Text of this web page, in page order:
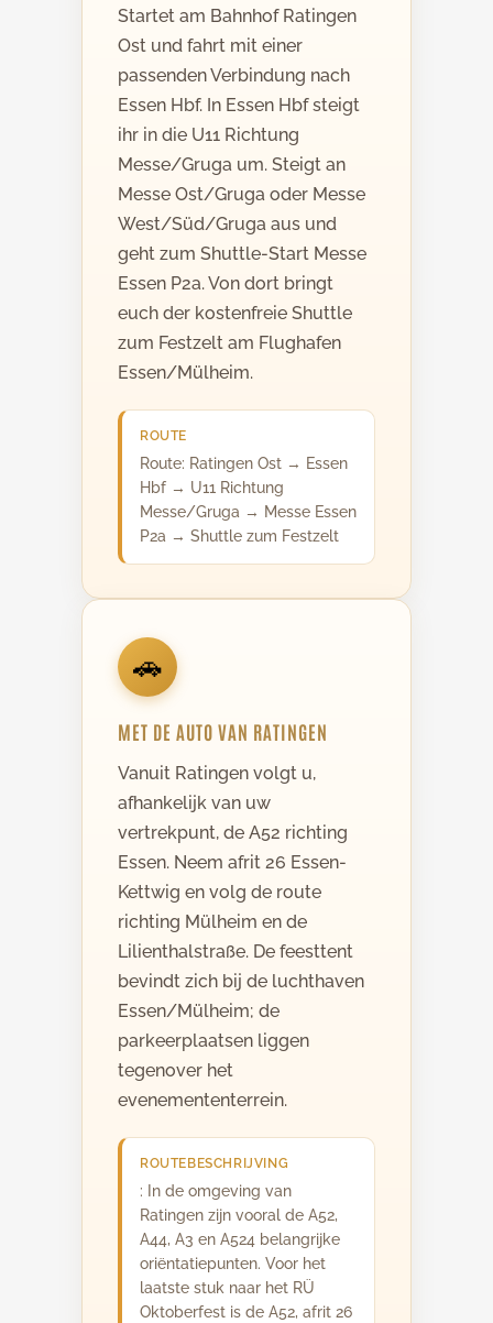
Startet am Bahnhof Ratingen
Ost und fahrt mit einer
passenden Verbindung nach
Essen Hbf. In Essen Hbf steigt
ihr in die U11 Richtung
Messe/Gruga um. Steigt an
Messe Ost/Gruga oder Messe
West/Süd/Gruga aus und
geht zum Shuttle-Start Messe
Essen P2a. Von dort bringt
euch der kostenfreie Shuttle
zum Festzelt am Flughafen
Essen/Mülheim.
ROUTE
Route: Ratingen Ost → Essen
Hbf → U11 Richtung
Messe/Gruga → Messe Essen
P2a → Shuttle zum Festzelt
🚗
MET DE AUTO VAN RATINGEN
Vanuit Ratingen volgt u,
afhankelijk van uw
vertrekpunt, de A52 richting
Essen. Neem afrit 26 Essen-
Kettwig en volg de route
richting Mülheim en de
Lilienthalstraße. De feesttent
bevindt zich bij de luchthaven
Essen/Mülheim; de
parkeerplaatsen liggen
tegenover het
evenemententerrein.
ROUTEBESCHRIJVING
: In de omgeving van
Ratingen zijn vooral de A52,
A44, A3 en A524 belangrijke
oriëntatiepunten. Voor het
laatste stuk naar het RÜ
Oktoberfest is de A52, afrit 26